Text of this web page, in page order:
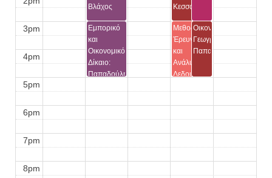
3pm
4pm
5pm
6pm
7pm
8pm
Βλάχος
Εμπορικό
και
Οικονομικό
Δίκαιο:
Παπαδούλη
Κεσσοπούλου
Μεθοδολογία
Έρευνας
και
Ανάλυσης
Δεδομένων
Εμμανουηλίδης
Οικονομική
Γεωγραφία:
Παπανικολάου